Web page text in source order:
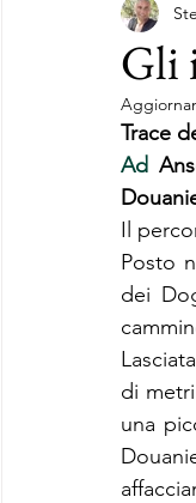
Gli
Trace
Ad
Il
Posto
dei
di
una